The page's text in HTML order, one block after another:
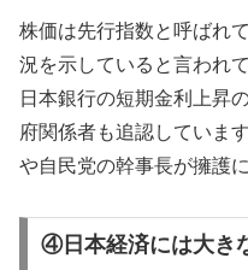
株価は先行指数と呼ばれ
況を示していると言われ
日本銀行の短期金利上昇
府関係者も追認していま
や自民党の幹事長が擁護
④日本経済には大き